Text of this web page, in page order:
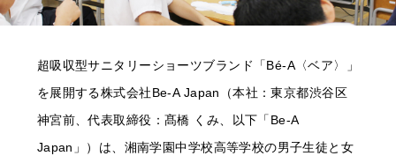
超吸収型サニタリーショーツブランド「Bé-A〈ベア〉」
を展開する株式会社Be-A Japan（本社：東京都渋谷区
神宮前、代表取締役：髙橋 くみ、以下「Be-A
Japan」）は、湘南学園中学校高等学校の男子生徒と女